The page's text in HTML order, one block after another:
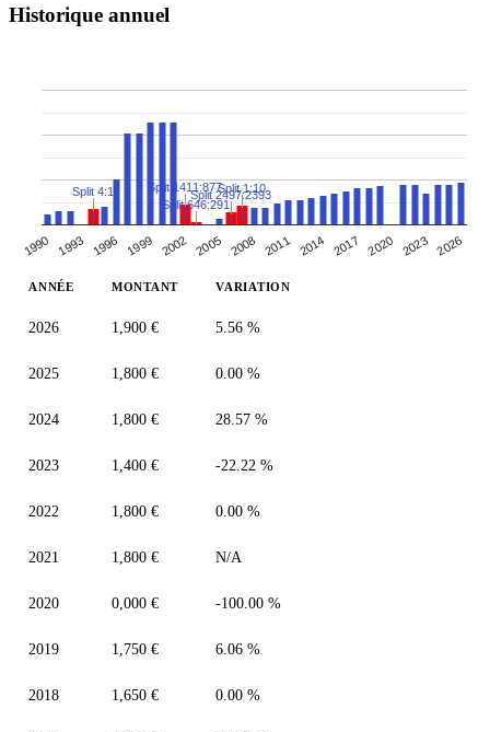
Historique annuel
1990 1993 1996 1999 2002 2005 2008 2011 2014 2017 2020 2023 2026
Split 4:1
Split 1411:877
Split 646:291
Split 2497:2393
Split 1:10
ANNÉE MONTANT VARIATION
2026 1,900 € 5.56 %
2025 1,800 € 0.00 %
2024 1,800 € 28.57 %
2023 1,400 € -22.22 %
2022 1,800 € 0.00 %
2021 1,800 € N/A
2020 0,000 € -100.00 %
2019 1,750 € 6.06 %
2018 1,650 € 0.00 %